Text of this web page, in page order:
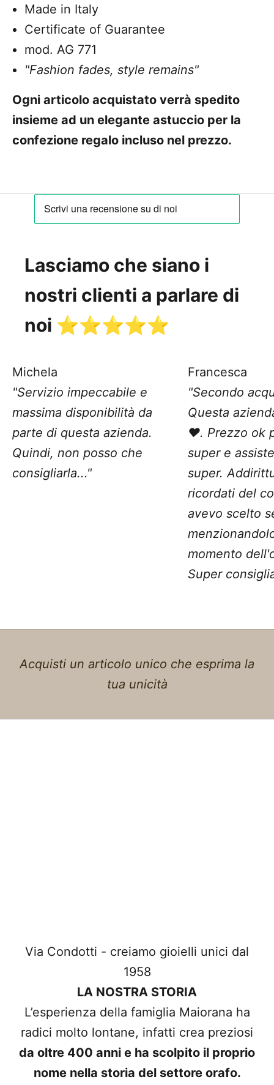
Made in Italy
Certificate of Guarantee
mod. AG 771
"Fashion fades, style remains"
Ogni articolo acquistato verrà spedito
insieme ad un elegante astuccio per la
confezione regalo incluso nel prezzo.
Lasciamo che siano i
nostri clienti a parlare di
noi ⭐️⭐️⭐️⭐️⭐️
Michela
"Servizio impeccabile e
massima disponibilità da
parte di questa azienda.
Quindi, non posso che
consigliarla..."
Francesca
"Secondo
Questa
❤️. Prezzo ok
super e
super.
ricordati del
avevo scelto
momento
Super
Acquisti un articolo unico che esprima la
tua unicità
Via Condotti - creiamo gioielli unici dal
1958
LA NOSTRA STORIA
L’esperienza della famiglia Maiorana ha
radici molto lontane, infatti crea preziosi
da oltre 400 anni e ha scolpito il proprio
nome nella storia del settore orafo.